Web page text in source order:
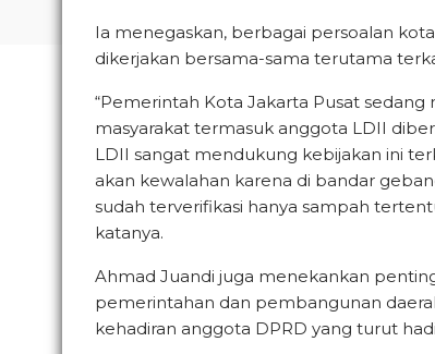
Ia menegaskan, berbagai persoalan
dikerjakan bersama-sama terutama
“Pemerintah Kota Jakarta Pusat
masyarakat termasuk anggota LDII
LDII sangat mendukung kebijakan ini
akan kewalahan karena di bandar
sudah terverifikasi hanya sampah
katanya.
Ahmad Juandi juga menekankan
pemerintahan dan pembangunan
kehadiran anggota DPRD yang turut